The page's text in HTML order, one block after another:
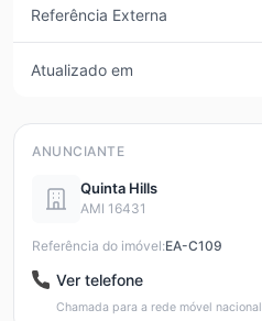
Referência Externa
Atualizado em
ANUNCIANTE
Quinta Hills
AMI 16431
Referência do imóvel:EA-C109
Ver telefone
Chamada para a rede móvel nacional